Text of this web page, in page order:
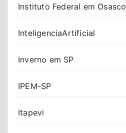
Instituto Federal em Osasco
InteligenciaArtificial
Inverno em SP
IPEM-SP
Itapevi